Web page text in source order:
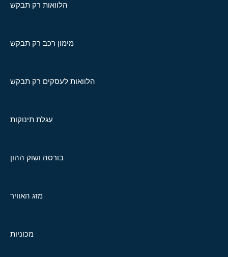
הלוואות רק תבקש
מימון רכב רק תבקש
הלוואות לעסקים רק תבקש
עגלת תינוקות
בורסה ושוק ההון
מזג האוויר
מכוניות